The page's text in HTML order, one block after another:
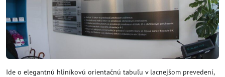
Ide o elegantnú hliníkovú orientačnú tabuľu v lacnejšom prevedení,